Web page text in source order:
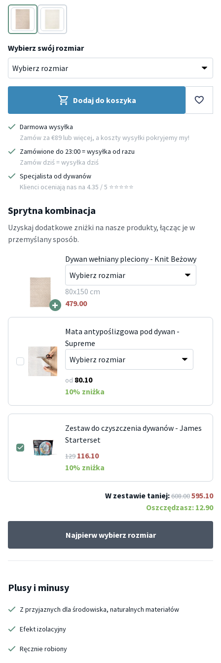
KremowyKremowy
Wybierz swój rozmiar
Dodaj do koszyka
Darmowa wysyłka
Zamów za €89 lub więcej, a koszty wysyłki pokryjemy my!
Zamówione do 23:00 = wysyłka od razu
Zamów dziś = wysyłka dziś
Specjalista od dywanów
Klienci oceniają nas na 4.35 / 5 ⭐️⭐️⭐️⭐️⭐️
Sprytna kombinacja
Uzyskaj dodatkowe zniżki na nasze produkty, łącząc je w
przemyślany sposób.
+
Dywan wełniany pleciony - Knit Beżowy
80x150 cm
479.00
Mata antypoślizgowa pod dywan -
Supreme
od 80.10
10% zniżka
Zestaw do czyszczenia dywanów - James
Starterset
129116.10
10% zniżka
W zestawie taniej:608.00595.10
Oszczędzasz: 12.90
Najpierw wybierz rozmiar
Plusy i minusy
Z przyjaznych dla środowiska, naturalnych materiałów
Efekt izolacyjny
Ręcznie robiony